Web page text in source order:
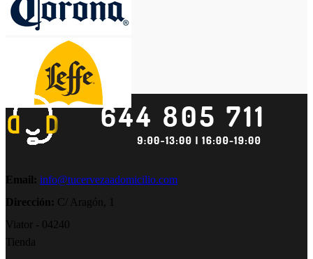
Email: info@tucervezaadomicilio.com
Dirección: C/ Aragón, 1
Viator - 04240
Tienda